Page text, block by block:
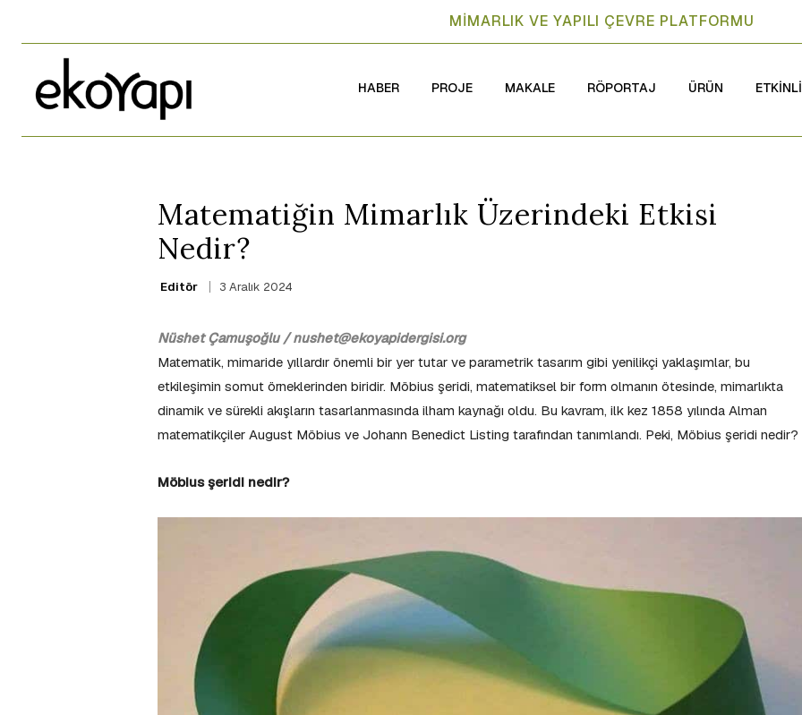
MİMARLIK VE YAPILI ÇEVRE PLATFORMU
HABER PROJE MAKALE RÖPORTAJ ÜRÜN
Matematiğin Mimarlık Üzerindeki Etkisi
Nedir?
Editör 3 Aralık 2024
Nüshet Çamuşoğlu / nushet@ekoyapidergisi.org
Matematik, mimaride yıllardır önemli bir yer tutar ve parametrik tasarım gibi yenilikçi yaklaşımlar, bu
etkileşimin somut örneklerinden biridir. Möbius şeridi, matematiksel bir form olmanın ötesinde, mimarlıkta
dinamik ve sürekli akışların tasarlanmasında ilham kaynağı oldu. Bu kavram, ilk kez 1858 yılında Alman
matematikçiler August Möbius ve Johann Benedict Listing tarafından tanımlandı. Peki, Möbius şeridi nedir?
Möbius şeridi nedir?